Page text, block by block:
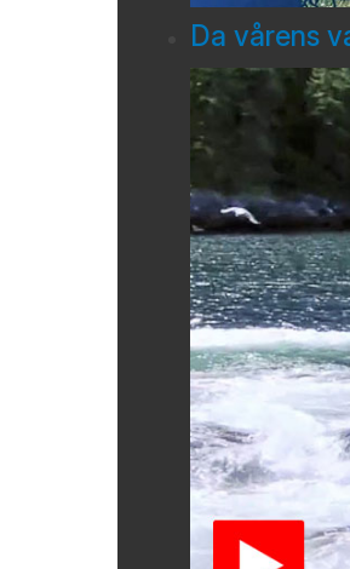
Da vårens